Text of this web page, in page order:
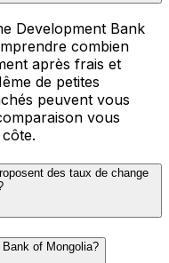
Development Bank
combien
après frais et
de petites
peuvent vous
vous
des taux de change
of Mongolia?